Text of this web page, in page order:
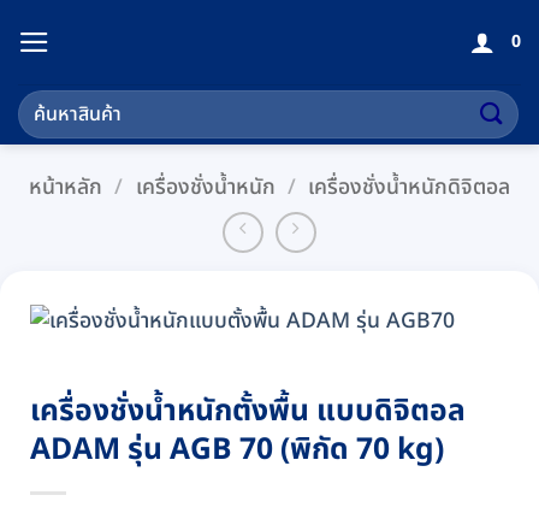
เนื้อหา
0
ค้นหา:
หน้าหลัก / เครื่องชั่งน้ำหนัก / เครื่องชั่งน้ำหนักดิจิตอล
เครื่องชั่งน้ำหนักตั้งพื้น แบบดิจิตอล
ADAM รุ่น AGB 70 (พิกัด 70 kg)